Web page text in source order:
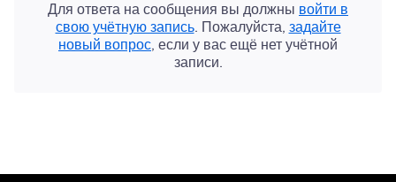
Для ответа на сообщения вы должны войти в
свою учётную запись. Пожалуйста, задайте
новый вопрос, если у вас ещё нет учётной
записи.